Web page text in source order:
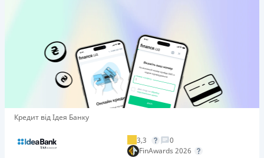
Пеня у розмірі подвійної облікової ставки НБУ, що діяла
у період, за який сплачується пеня, від простроченої
Необхідні документи
Довідка про доходи ,Паспорт,ІПН
Вік
21 - 65 років
Кредит від Ідея Банку
3,3
0
FinAwards 2026